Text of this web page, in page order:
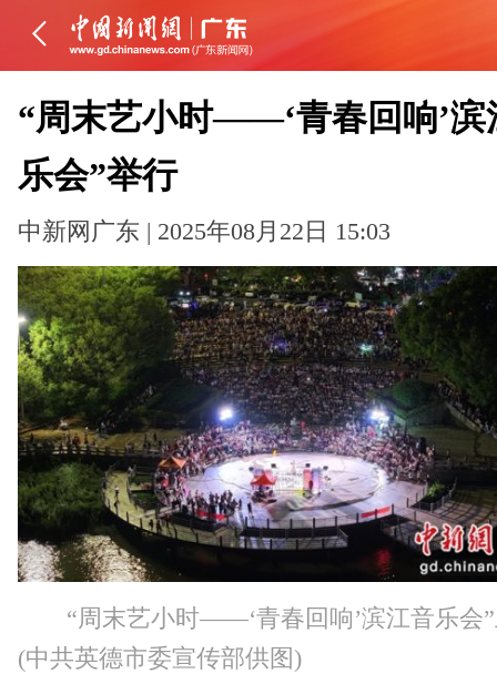
“周末艺小时——‘青春回响’滨
乐会”举行
中新网广东 | 2025年08月22日 15:03
“周末艺小时——‘青春回响’滨江音乐会
(中共英德市委宣传部供图)